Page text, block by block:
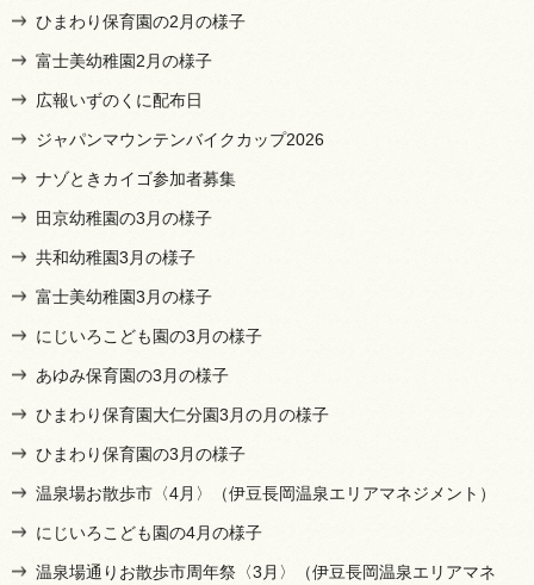
ひまわり保育園の2月の様子
富士美幼稚園2月の様子
広報いずのくに配布日
ジャパンマウンテンバイクカップ2026
ナゾときカイゴ参加者募集
田京幼稚園の3月の様子
共和幼稚園3月の様子
富士美幼稚園3月の様子
にじいろこども園の3月の様子
あゆみ保育園の3月の様子
ひまわり保育園大仁分園3月の月の様子
ひまわり保育園の3月の様子
温泉場お散歩市〈4月〉（伊豆長岡温泉エリアマネジメント）
にじいろこども園の4月の様子
温泉場通りお散歩市周年祭〈3月〉（伊豆長岡温泉エリアマネ